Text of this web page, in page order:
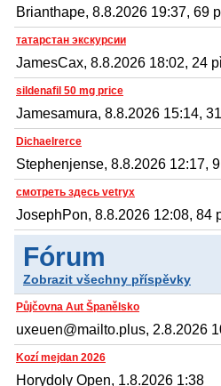
Brianthape, 8.8.2026 19:37, 69
татарстан экскурсии
JamesCax, 8.8.2026 18:02, 24
sildenafil 50 mg price
Jamesamura, 8.8.2026 15:14,
Dichaelrerce
Stephenjense, 8.8.2026 12:17,
смотреть здесь vetryx
JosephPon, 8.8.2026 12:08, 84
Fórum
Zobrazit všechny příspěvky
Půjčovna Aut Španělsko
uxeuen@mailto.plus, 2.8.2026
Kozí mejdan 2026
Horydoly Open, 1.8.2026 1:38